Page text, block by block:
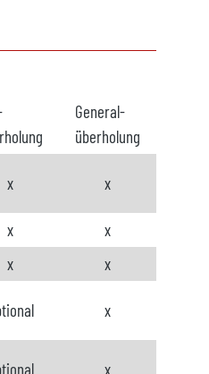
General-
überholung
x x
x
x
x
x
x
x